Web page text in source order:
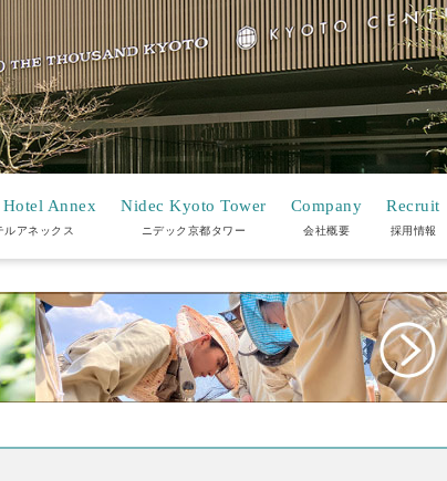
Annex
ルアネックス
Nidec Kyoto Tower
ニデック京都タワー
Company
会社概要
Recruit
採用情報